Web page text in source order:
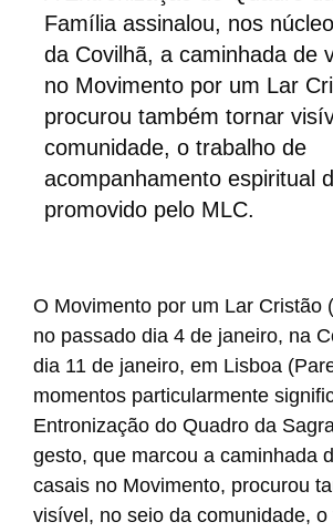
Família assinalou, nos
da Covilhã, a caminhada de
no Movimento por um Lar
procurou também tornar
comunidade, o trabalho de
acompanhamento espiritual
promovido pelo MLC.
O Movimento por um Lar Cristão
no passado dia 4 de janeiro, na
dia 11 de janeiro, em Lisboa
momentos particularmente
Entronização do Quadro da
gesto, que marcou a caminhada
casais no Movimento, procurou
visível, no seio da comunidade,